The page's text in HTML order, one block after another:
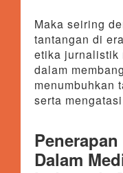
Maka seiring
tantangan di
etika jurnalistik
dalam
menumbuhkan
serta
Dalam